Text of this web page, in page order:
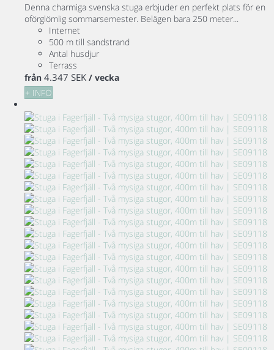
Denna charmiga svenska stuga erbjuder en perfekt plats för en
oförglömlig sommarsemester. Belägen bara 250 meter...
Internet
500 m till sandstrand
Antal husdjur
Terrass
från 4.347 SEK / vecka
+ INFO